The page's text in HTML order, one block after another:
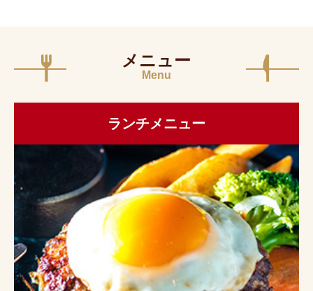
メニュー
Menu
ランチメニュー